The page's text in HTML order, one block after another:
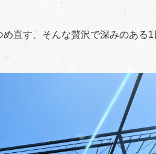
直す、そんな贅沢で深みのある